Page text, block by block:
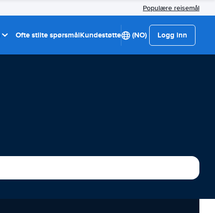
Populære reisemål
Ofte stilte spørsmålKundestøtte (NO) Logg inn